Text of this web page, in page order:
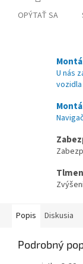
OPÝTAŤ SA
U nás
vozidla
Popis Diskusia
Podrobný